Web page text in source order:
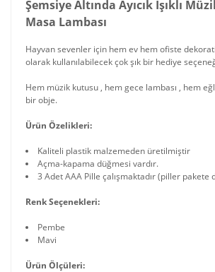
Şemsiye Altında Ayıcık Işıklı
Masa Lambası
Hayvan sevenler için hem ev hem ofiste
olarak kullanılabilecek çok şık bir hediye
Hem müzik kutusu , hem gece lambası , hem
bir obje.
Ürün Özelikleri:
Kaliteli plastik malzemeden üretilmiştir
Açma-kapama düğmesi vardır.
3 Adet AAA Pille çalışmaktadır (piller pakete
Renk Seçenekleri:
Pembe
Mavi
Ürün Ölçüleri: